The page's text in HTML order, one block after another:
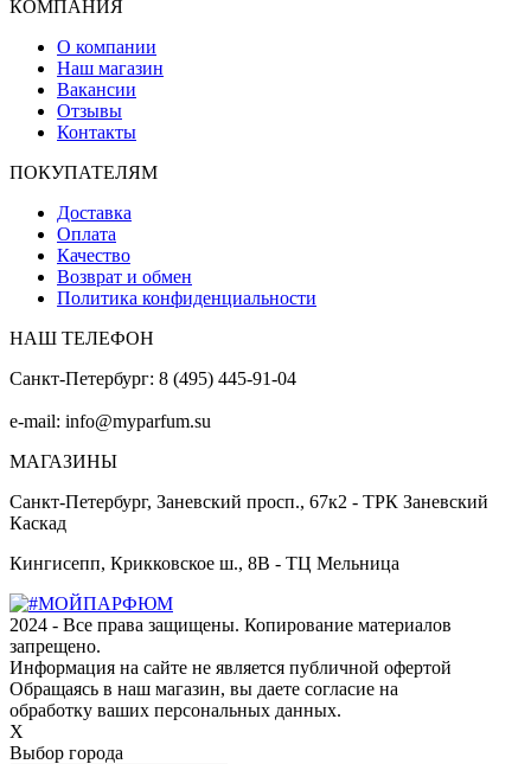
КОМПАНИЯ
О компании
Наш магазин
Вакансии
Отзывы
Контакты
ПОКУПАТЕЛЯМ
Доставка
Оплата
Качество
Возврат и обмен
Политика конфиденциальности
НАШ ТЕЛЕФОН
Санкт-Петербург: 8 (495) 445-91-04
e-mail: info@myparfum.su
МАГАЗИНЫ
Санкт-Петербург, Заневский просп., 67к2 - ТРК Заневский
Каскад
Кингисепп, Крикковское ш., 8В - ТЦ Мельница
2024 - Все права защищены. Копирование материалов
запрещено.
Информация на сайте не является публичной офертой
Обращаясь в наш магазин, вы даете согласие на
обработку ваших персональных данных.
Х
Выбор города